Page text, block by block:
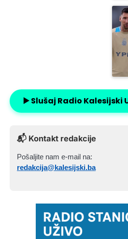
▶️ Slušaj Radio Kalesijski
📬 Kontakt redakcije
Pošaljite nam e-mail na:
redakcija@kalesijski.ba